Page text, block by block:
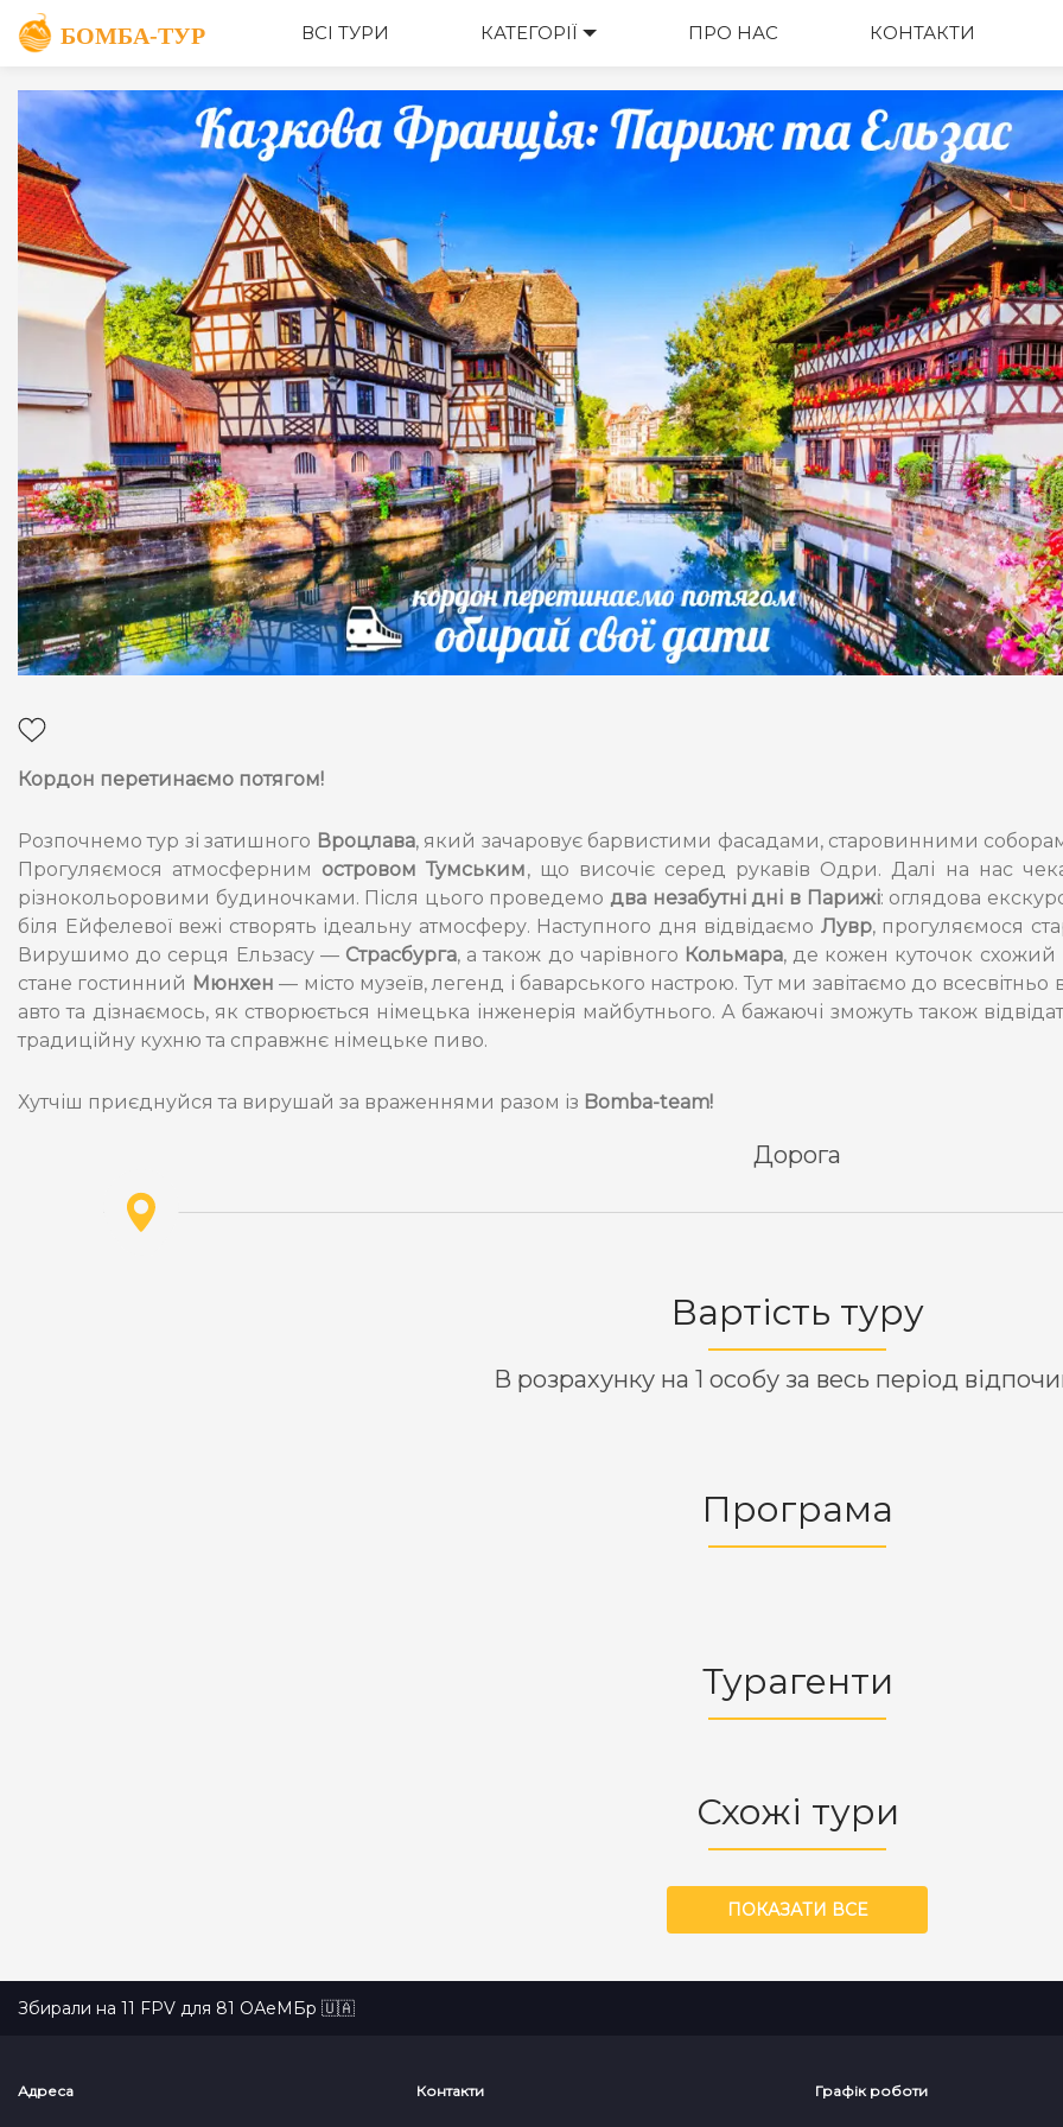
ВСІ ТУРИ КАТЕГОРІЇ ПРО НАС КОНТАКТИ
Кордон перетинаємо потягом!
Розпочнемо тур зі затишного Вроцлава, який зачаровує барвистими фасадами, старовинними
Прогуляємося атмосферним островом Тумським, що височіє серед рукавів Одри. Далі на нас
різнокольоровими будиночками. Після цього проведемо два незабутні дні в Парижі: оглядова
біля Ейфелевої вежі створять ідеальну атмосферу. Наступного дня відвідаємо Лувр, прогуляємося
Вирушимо до серця Ельзасу — Страсбурга, а також до чарівного Кольмара, де кожен куточок схожий
стане гостинний Мюнхен — місто музеїв, легенд і баварського настрою. Тут ми завітаємо до
авто та дізнаємось, як створюється німецька інженерія майбутнього. А бажаючі зможуть також
традиційну кухню та справжнє німецьке пиво.
Хутчіш приєднуйся та вирушай за враженнями разом із Bomba-team!
Дорога
Вартість туру
В розрахунку на 1 особу за весь період
Програма
Турагенти
Схожі тури
ПОКАЗАТИ ВСЕ
ОПИС ВАРТІСТЬ
Збирали на 11 FPV для 81 ОАеМБр 🇺🇦
Адреса Контакти Графік роботи